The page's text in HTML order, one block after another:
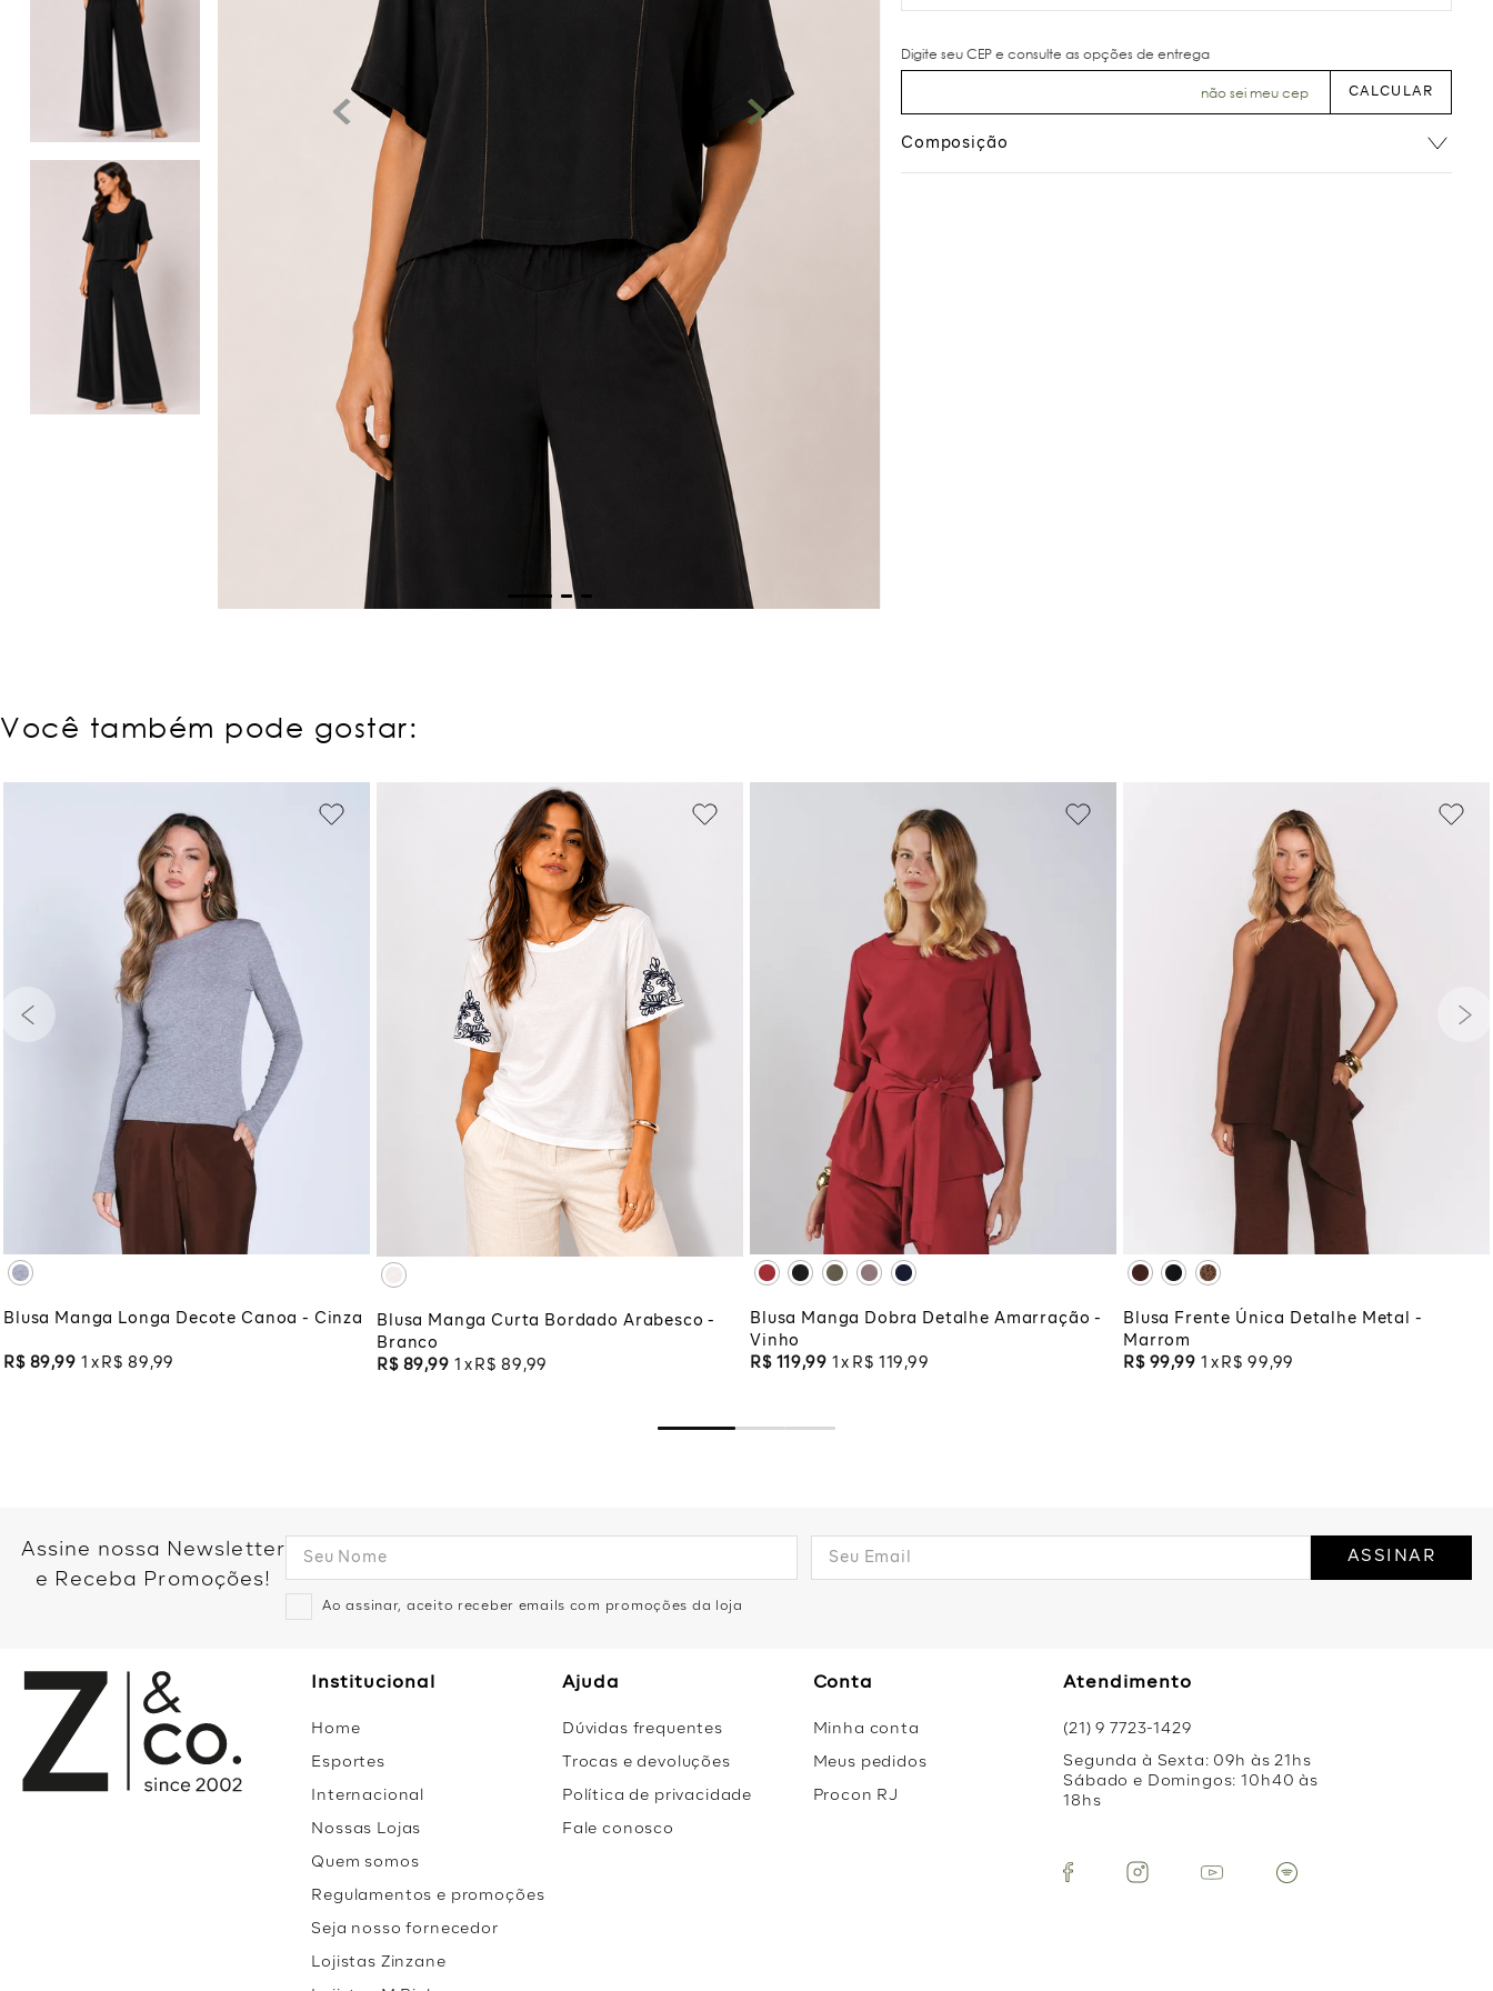
não sei meu cep
Composição
Você também pode gostar:
G
M
P
XGG
ADICIONAR À SACOLA
Blusa Manga Longa Decote Canoa - Cinza
R$ 89,99 1 R$ 89 ,99
G
M
XGG
ADICIONAR À SACOLA
Blusa Manga Curta Bordado Arabesco -
Branco
R$ 89,99 1 R$ 89 ,99
G
M
P
XGG
ADICIONAR À SACOLA
Blusa Manga Dobra Detalhe Amarração -
Vinho
R$ 119,99 1 R$ 119 ,99
P
XGG
ADICIONAR À SACOLA
Blusa Frente Única Detalhe Metal -
Marrom
R$ 99,99 1 R$ 99 ,99
Assine nossa Newsletter
e Receba Promoções!
Ao assinar, aceito receber emails com promoções da loja
ASSINAR
Institucional
Home
Esportes
Internacional
Nossas Lojas
Quem somos
Regulamentos e promoções
Seja nosso fornecedor
Lojistas Zinzane
Ajuda
Dúvidas frequentes
Trocas e devoluções
Política de privacidade
Fale conosco
Conta
Minha conta
Meus pedidos
Procon RJ
Atendimento
(21) 9 7723-1429
Segunda à Sexta: 09h às 21hs
Sábado e Domingos: 10h40 às
18hs